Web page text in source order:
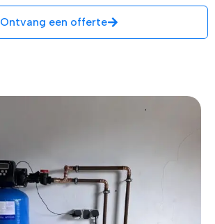
Ontvang een offerte